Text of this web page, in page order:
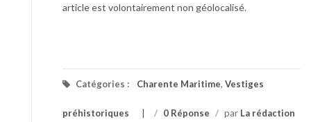
article est volontairement non géolocalisé.
Catégories : Charente Maritime, Vestiges
préhistoriques / 0 Réponse / par La rédaction